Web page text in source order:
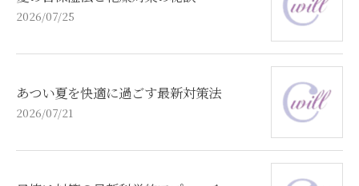
2026/07/25
あつい夏を快適に過ごす最新対策法
2026/07/21